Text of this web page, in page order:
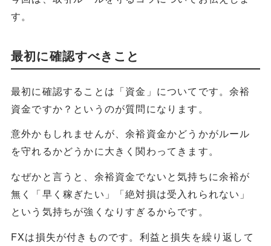
す。
最初に確認すべきこと
最初に確認することは「資金」についてです。余裕
資金ですか？というのが質問になります。
意外かもしれませんが、余裕資金かどうかがルール
を守れるかどうかに大きく関わってきます。
なぜかと言うと、余裕資金でないと気持ちに余裕が
無く「早く稼ぎたい」「絶対損は受入れられない」
という気持ちが強くなりすぎるからです。
FXは損失が付きものです。利益と損失を繰り返して